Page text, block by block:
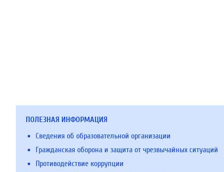
ПОЛЕЗНАЯ ИНФОРМАЦИЯ
Сведения об образовательной организации
Гражданская оборона и защита от чрезвычайных ситуаций
Противодействие коррупции